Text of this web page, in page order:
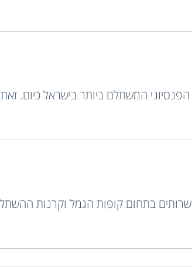
המשתלם ביותר בישראל כיום.
שרותים בתחום קופות הגמל וקרנות